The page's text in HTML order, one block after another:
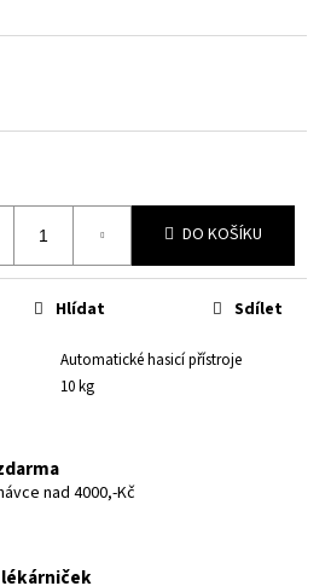
DO KOŠÍKU
Automatické hasicí přístroje
10 kg
Hlídat Sdílet
nad 4000,-Kč
lékárniček